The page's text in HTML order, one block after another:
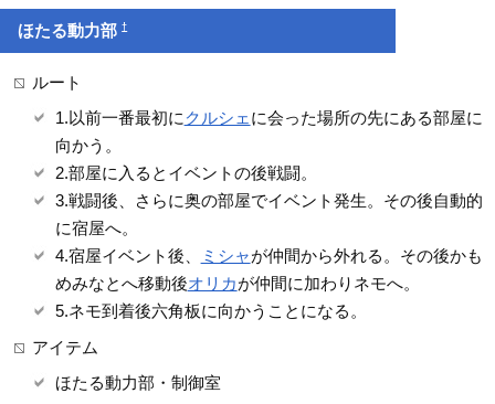
ほたる動力部†
ルート
1.以前一番最初に クルシェ に会った場所の先にある部屋に
向かう。
2.部屋に入るとイベントの後戦闘。
3.戦闘後、さらに奥の部屋でイベント発生。その後自動的
に宿屋へ。
4.宿屋イベント後、
ミシャが仲間から外れる。その後かも
めみなとへ移動後オリカが仲間に加わりネモへ。
5.ネモ到着後六角板に向かうことになる。
アイテム
ほたる動力部・制御室